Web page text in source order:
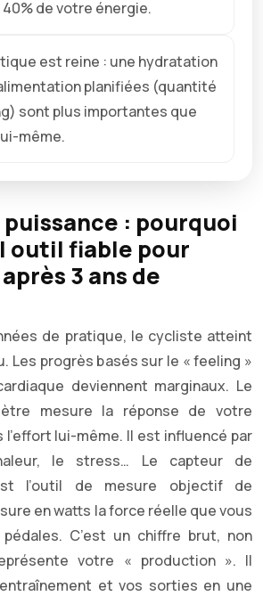
40% de votre énergie.
est reine : une hydratation
planifiées (quantité
sont plus importantes que
même.
: pourquoi
outil fiable pour
3 ans de
de pratique, le cycliste atteint
Les progrès basés sur le « feeling »
deviennent marginaux. Le
mesure la réponse de votre
l’effort lui-même. Il est influencé par
le stress… Le capteur de
l’outil de mesure objectif de
en watts la force réelle que vous
C’est un chiffre brut, non
votre « production ». Il
et vos sorties en une